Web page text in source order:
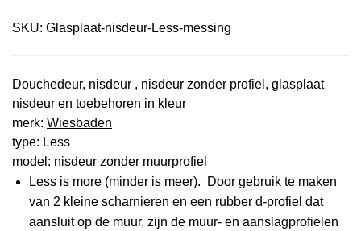
SKU: Glasplaat-nisdeur-Less-messing
Douchedeur, nisdeur , nisdeur zonder profiel, glasplaat
nisdeur en toebehoren in kleur
merk: Wiesbaden
type: Less
model: nisdeur zonder muurprofiel
Less is more (minder is meer). Door gebruik te maken
van 2 kleine scharnieren en een rubber d-profiel dat
aansluit op de muur, zijn de muur- en aanslagprofielen